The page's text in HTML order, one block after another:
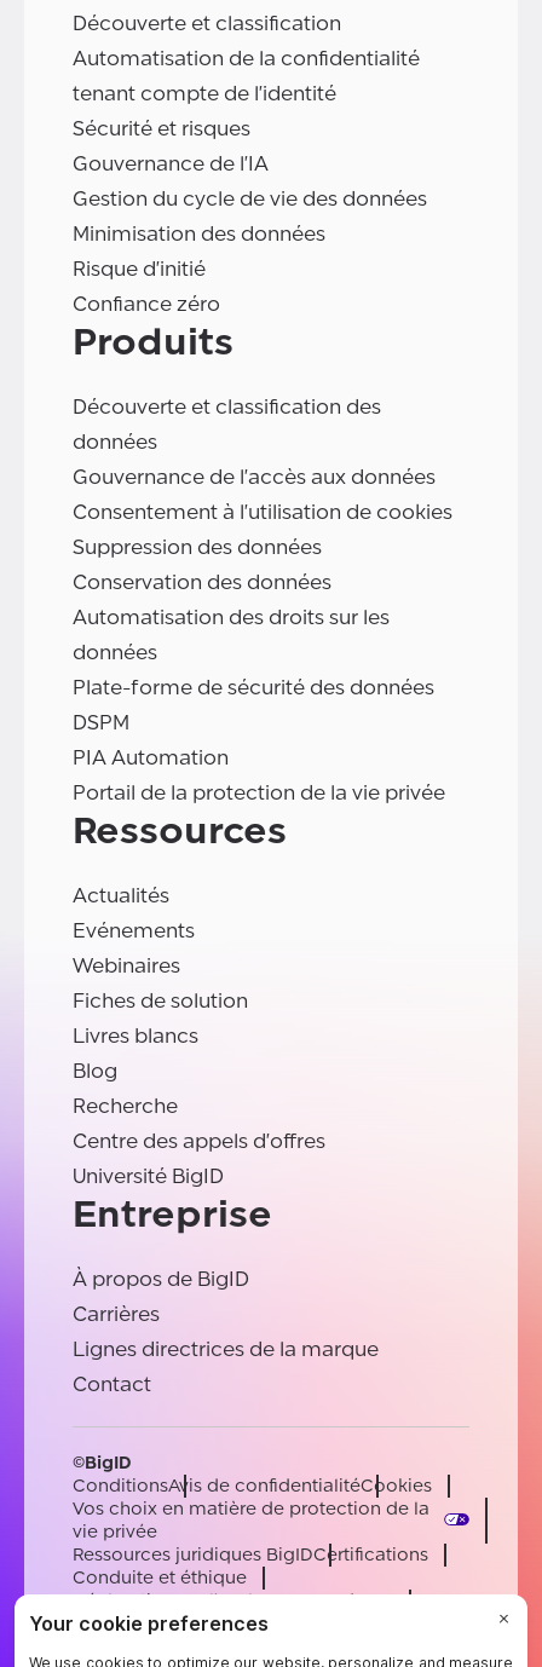
Découverte et classification
Automatisation de la confidentialité
tenant compte de l'identité
Sécurité et risques
Gouvernance de l'IA
Gestion du cycle de vie des données
Minimisation des données
Risque d'initié
Confiance zéro
Produits
Découverte et classification des
données
Gouvernance de l'accès aux données
Consentement à l'utilisation de cookies
Suppression des données
Conservation des données
Automatisation des droits sur les
données
Plate-forme de sécurité des données
DSPM
PIA Automation
Portail de la protection de la vie privée
Ressources
Actualités
Evénements
Webinaires
Fiches de solution
Livres blancs
Blog
Recherche
Centre des appels d'offres
Université BigID
Entreprise
À propos de BigID
Carrières
Lignes directrices de la marque
Contact
©BigID
ConditionsAvis de confidentialitéCookies
Vos choix en matière de protection de la
vie privée
Ressources juridiques BigIDCertifications
Conduite et éthique
Déclaration sur l'esclavage moderne
Sous-processeursSoutien